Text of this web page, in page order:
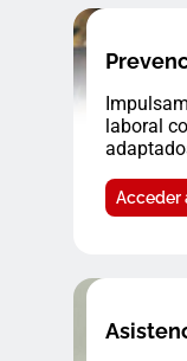
laboral
Acceder